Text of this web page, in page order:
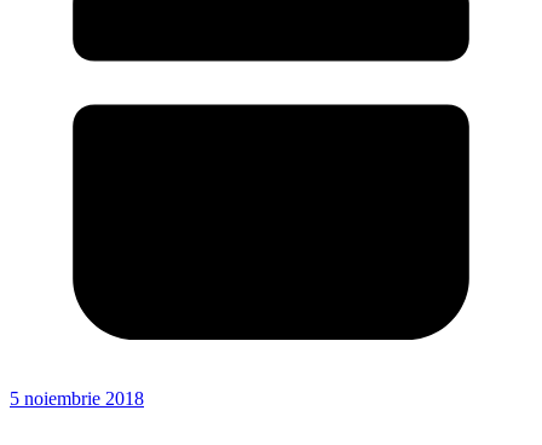
5 noiembrie 2018